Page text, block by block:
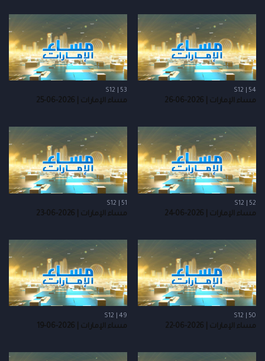
S12 | 54
مساء الإمارات | 2026-06-26
S12 | 53
مساء الإمارات | 2026-06-25
S12 | 52
مساء الإمارات | 2026-06-24
S12 | 51
مساء الإمارات | 2026-06-23
S12 | 50
مساء الإمارات | 2026-06-22
S12 | 49
مساء الإمارات | 2026-06-19